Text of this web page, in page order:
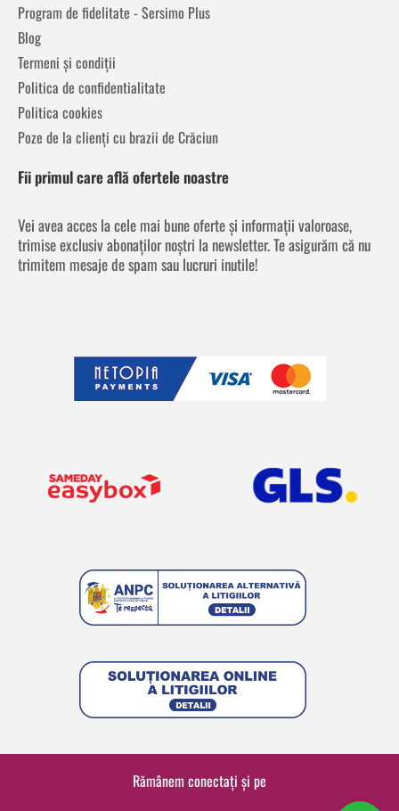
Program de fidelitate - Sersimo Plus
Blog
Termeni și condiții
Politica de confidentialitate
Politica cookies
Poze de la clienți cu brazii de Crăciun
Fii primul care află ofertele noastre
Vei avea acces la cele mai bune oferte și informații valoroase,
trimise exclusiv abonaților noștri la newsletter. Te asigurăm că nu
trimitem mesaje de spam sau lucruri inutile!
Rămânem conectați și pe